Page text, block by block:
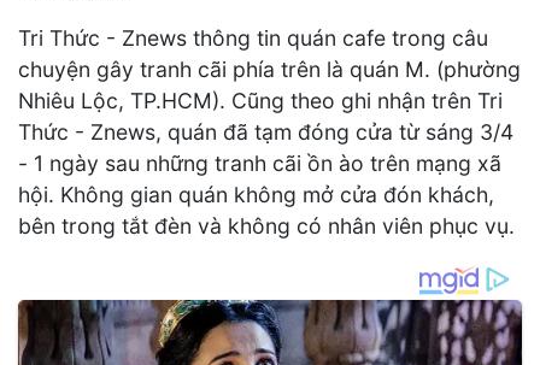
Tri Thức - Znews thông tin quán cafe trong câu
chuyện gây tranh cãi phía trên là quán M. (phường
Nhiêu Lộc, TP.HCM). Cũng theo ghi nhận trên Tri
Thức - Znews, quán đã tạm đóng cửa từ sáng 3/4
- 1 ngày sau những tranh cãi ồn ào trên mạng xã
hội. Không gian quán không mở cửa đón khách,
bên trong tắt đèn và không có nhân viên phục vụ.